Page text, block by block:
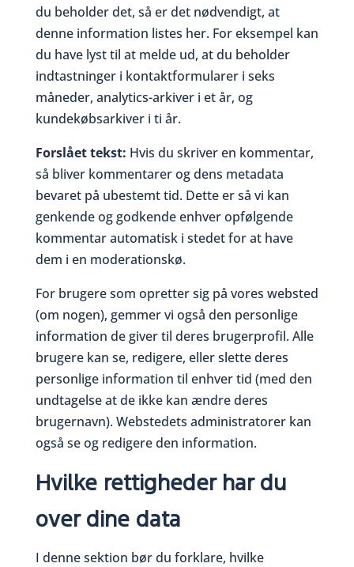
du beholder det, så er det nødvendigt, at
denne information listes her. For eksempel kan
du have lyst til at melde ud, at du beholder
indtastninger i kontaktformularer i seks
måneder, analytics-arkiver i et år, og
kundekøbsarkiver i ti år.
Forslået tekst: Hvis du skriver en kommentar,
så bliver kommentarer og dens metadata
bevaret på ubestemt tid. Dette er så vi kan
genkende og godkende enhver opfølgende
kommentar automatisk i stedet for at have
dem i en moderationskø.
For brugere som opretter sig på vores websted
(om nogen), gemmer vi også den personlige
information de giver til deres brugerprofil. Alle
brugere kan se, redigere, eller slette deres
personlige information til enhver tid (med den
undtagelse at de ikke kan ændre deres
brugernavn). Webstedets administratorer kan
også se og redigere den information.
Hvilke rettigheder har du
over dine data
I denne sektion bør du forklare, hvilke